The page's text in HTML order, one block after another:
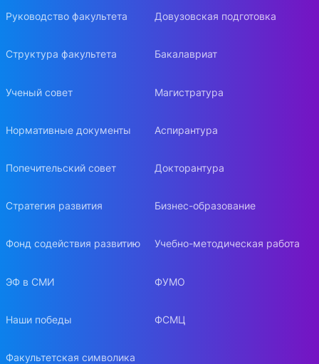
Руководство факультета
Структура факультета
Ученый совет
Нормативные документы
Попечительский совет
Стратегия развития
Фонд содействия развитию
ЭФ в СМИ
Наши победы
Факультетская символика
Довузовская подготовка
Бакалавриат
Магистратура
Аспирантура
Докторантура
Бизнес-образование
Учебно-методическая работа
ФУМО
ФСМЦ